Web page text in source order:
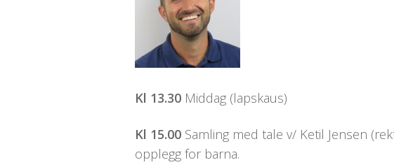
Kl 13.30 Middag (lapskaus)
Kl 15.00 Samling med tale v/ Ketil Jensen
opplegg for barna.